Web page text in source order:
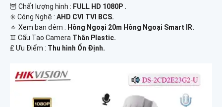
🦉 Chất lượng hình : FULL HD 1080P .
✳️ Công Nghệ : AHD CVI TVI BCS.
🔅 Xem ban đêm : Hồng Ngoại 20m Hồng Ngoại Smart IR.
♊ Cấu Tạo Camera Thân Plastic.
️₤ Ưu Điểm : Thu hình Ổn Định.